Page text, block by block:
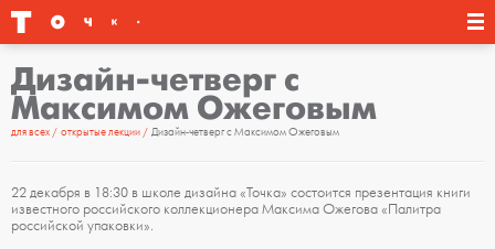
Дизайн-четверг с
Максимом Ожеговым
для всех открытые лекции Дизайн-четверг с Максимом Ожеговым
22 декабря в 18:30 в школе дизайна «Точка» состоится презентация книги
известного российского коллекционера Максима Ожегова «Палитра
российской упаковки».